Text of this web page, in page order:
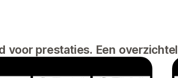
voor prestaties. Een